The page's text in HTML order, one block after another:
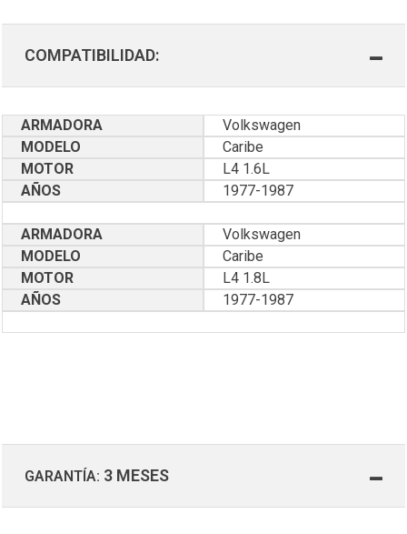
COMPATIBILIDAD:
ARMADORA
Volkswagen
MODELO
Caribe
MOTOR
L4 1.6L
AÑOS
1977-1987
ARMADORA
Volkswagen
MODELO
Caribe
MOTOR
L4 1.8L
AÑOS
1977-1987
GARANTÍA: 3 MESES